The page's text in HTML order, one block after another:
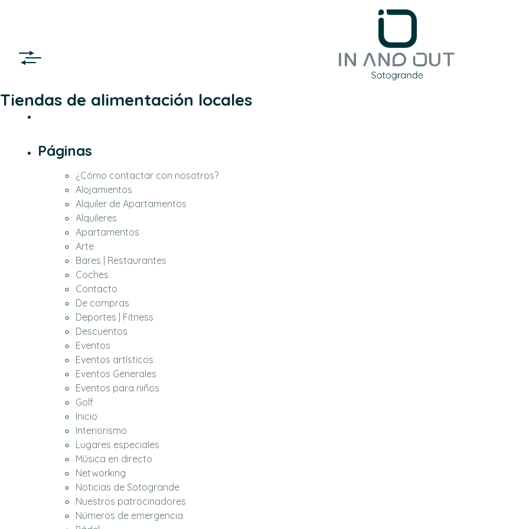
Tiendas de alimentación locales
Páginas
¿Cómo contactar con nosotros?
Alojamientos
Alquiler de Apartamentos
Alquileres
Apartamentos
Arte
Bares | Restaurantes
Coches
Contacto
De compras
Deportes | Fitness
Descuentos
Eventos
Eventos artísticos
Eventos Generales
Eventos para niños
Golf
Inicio
Interiorismo
Lugares especiales
Música en directo
Networking
Noticias de Sotogrande
Nuestros patrocinadores
Números de emergencia